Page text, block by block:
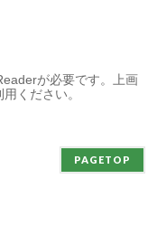
が必要です。上画
ください。
PAGETOP